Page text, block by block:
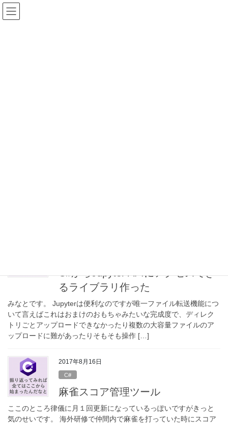
コ
ン
ナ
ビ
C#からJupyter APIにアクセスでき
るライブラリ作った
みなとです。 Jupyterは便利なのですが唯一ファイル転送機能につ
いて言えばこれはおまけのおもちゃみたいな完成度で、ディレク
トリごとアップロードできなかったり複数の大容量ファイルのア
ップロードに難があったりそもそも操作 […]
2017年8月16日
C#
麻雀スコア管理ツール
ここのところ律儀に月１回更新になっているっぽいですがきっと
気のせいです。 海外研修で仲間内で麻雀を打っていた時にスコア